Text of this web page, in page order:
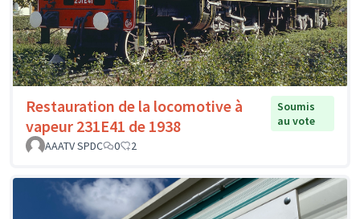
Restauration de la locomotive à
vapeur 231E41 de 1938
Soumis
au vote
AAATV SPDC
0 2